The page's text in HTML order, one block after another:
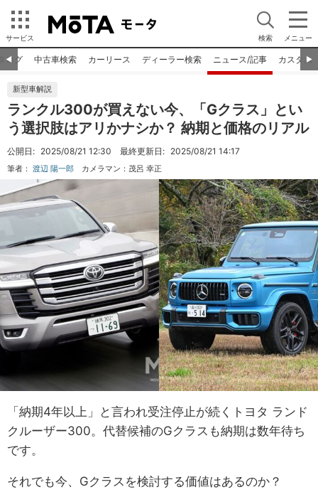
サービス 検索 メニュー
◀︎ ▶︎
ログ 中古車検索 カーリース ディーラー検索 ニュース/記事 カスタム
新型車解説
ランクル300が買えない今、「Gクラス」とい
う選択肢はアリかナシか？ 納期と価格のリアル
公開日: 2025/08/21 12:30 最終更新日: 2025/08/21 14:17
筆者： 渡辺 陽一郎 カメラマン： 茂呂 幸正
「納期4年以上」と言われ受注停止が続くトヨタ ランド
クルーザー300。代替候補のGクラスも納期は数年待ち
です。
それでも今、Gクラスを検討する価値はあるのか？